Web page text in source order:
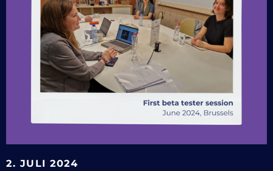
2. JULI 2024